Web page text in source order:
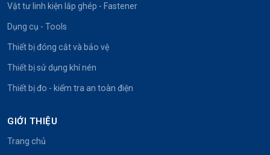
Vật tư linh kiện lắp ghép - Fastener
Dụng cụ - Tools
Thiết bị đóng cắt và bảo vệ
Thiết bị sử dụng khí nén
Thiết bị đo - kiểm tra an toàn điện
GIỚI THIỆU
Trang chủ